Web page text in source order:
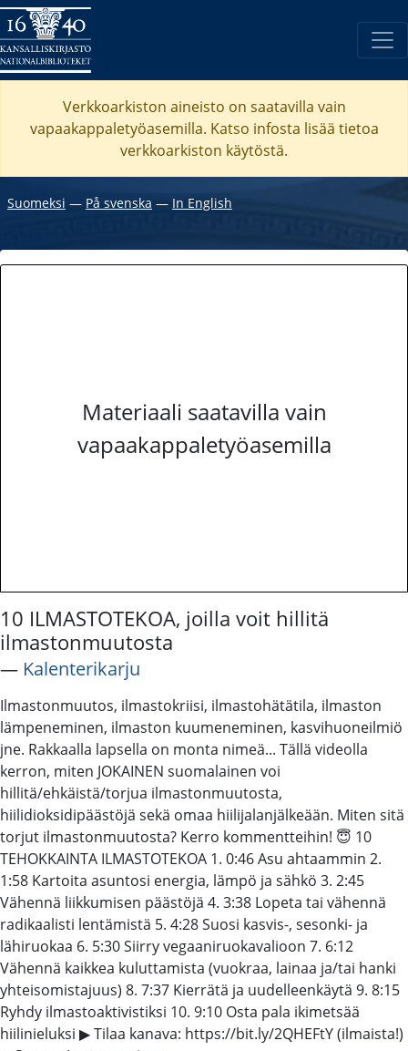
Verkkoarkiston aineisto on saatavilla vain
vapaakappaletyöasemilla. Katso infosta lisää tietoa
verkkoarkiston käytöstä.
Suomeksi ― På svenska ― In English
Materiaali saatavilla vain
vapaakappaletyöasemilla
10 ILMASTOTEKOA, joilla voit hillitä
ilmastonmuutosta
― Kalenterikarju
Ilmastonmuutos, ilmastokriisi, ilmastohätätila, ilmaston
lämpeneminen, ilmaston kuumeneminen, kasvihuoneilmiö
jne. Rakkaalla lapsella on monta nimeä... Tällä videolla
kerron, miten JOKAINEN suomalainen voi
hillitä/ehkäistä/torjua ilmastonmuutosta,
hiilidioksidipäästöjä sekä omaa hiilijalanjälkeään. Miten sitä
torjut ilmastonmuutosta? Kerro kommentteihin! 😇 10
TEHOKKAINTA ILMASTOTEKOA 1. 0:46 Asu ahtaammin 2.
1:58 Kartoita asuntosi energia, lämpö ja sähkö 3. 2:45
Vähennä liikkumisen päästöjä 4. 3:38 Lopeta tai vähennä
radikaalisti lentämistä 5. 4:28 Suosi kasvis-, sesonki- ja
lähiruokaa 6. 5:30 Siirry vegaaniruokavalioon 7. 6:12
Vähennä kaikkea kuluttamista (vuokraa, lainaa ja/tai hanki
yhteisomistajuus) 8. 7:37 Kierrätä ja uudelleenkäytä 9. 8:15
Ryhdy ilmastoaktivistiksi 10. 9:10 Osta pala ikimetsää
hiilinieluksi ▶ Tilaa kanava: https://bit.ly/2QHEFtY (ilmaista!)